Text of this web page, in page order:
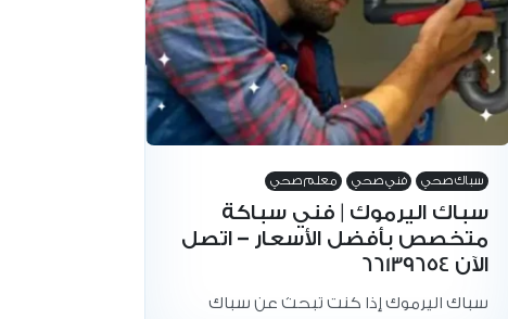
سباك صحي فني صحي معلم صحي
سباك اليرموك | فني سباكة
متخصص بأفضل الأسعار – اتصل
الآن 66139654
سباك اليرموك إذا كنت تبحث عن سباك